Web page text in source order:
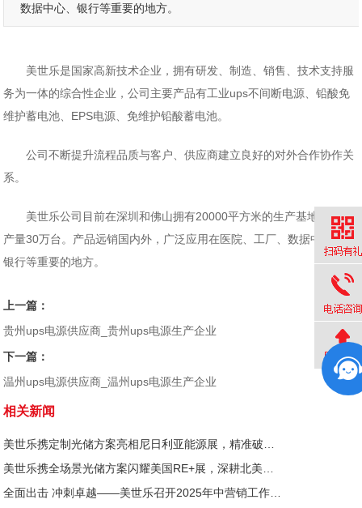
数据中心、银行等重要的地方。
美世乐是国家高新技术企业，拥有研发、制造、销售、技术支持服
务为一体的综合性企业，公司主要产品有工业ups不间断电源、铅酸免
维护蓄电池、EPS电源、免维护铅酸蓄电池。
公司不断提升流程品质与客户、供应商建立良好的对外合作协作关
系。
美世乐公司目前在深圳和佛山拥有20000平方米的生产基地，年生
产量30万台。产品远销国内外，广泛应用在医院、工厂、数据中心、
银行等重要的地方。
上一篇：
贵州ups电源供应商_贵州ups电源生产企业
下一篇：
温州ups电源供应商_温州ups电源生产企业
相关新闻
美世乐携定制光储方案亮相尼日利亚能源展，精准破解西非用电难题
美世乐携全场景光储方案闪耀美国RE+展，深耕北美赋能零碳转型
全面出击 冲刺卓越——美世乐召开2025年中营销工作会议